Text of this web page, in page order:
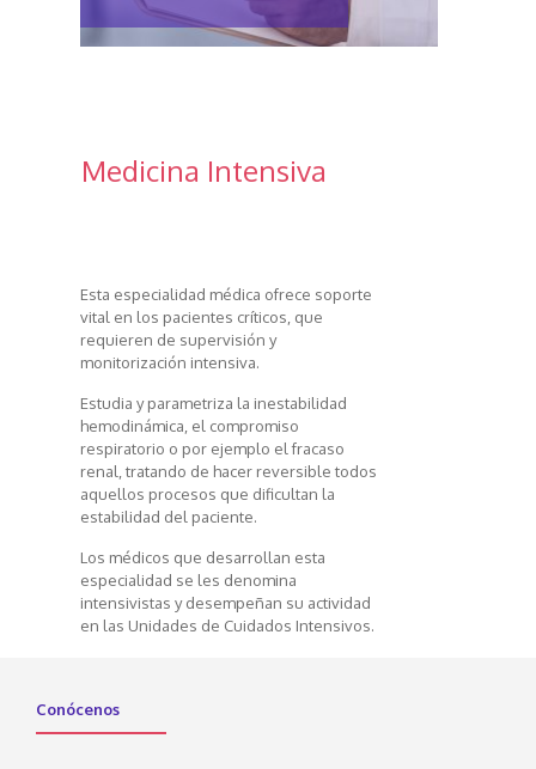
Medicina Intensiva
Esta especialidad médica ofrece soporte
vital en los pacientes críticos, que
requieren de supervisión y
monitorización intensiva.
Estudia y parametriza la inestabilidad
hemodinámica, el compromiso
respiratorio o por ejemplo el fracaso
renal, tratando de hacer reversible todos
aquellos procesos que dificultan la
estabilidad del paciente.
Los médicos que desarrollan esta
especialidad se les denomina
intensivistas y desempeñan su actividad
en las Unidades de Cuidados Intensivos.
Conócenos